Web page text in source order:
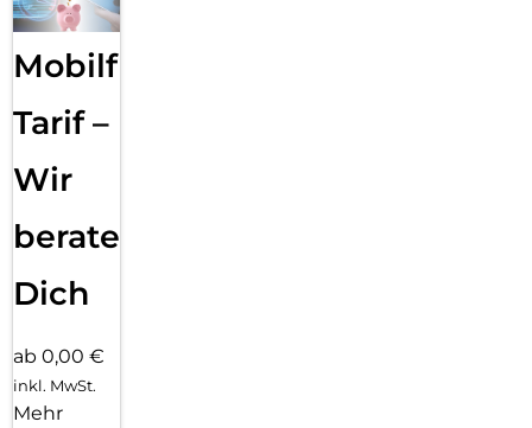
Mobilfunk
Tarif –
Wir
beraten
Dich
ab 0,00 €
inkl. MwSt.
Mehr